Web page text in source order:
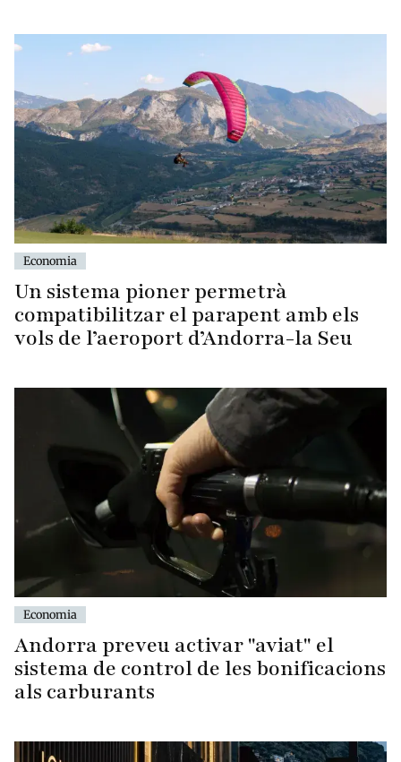
Economia
Un sistema pioner permetrà
compatibilitzar el parapent amb els
vols de l’aeroport d’Andorra-la Seu
Economia
Andorra preveu activar "aviat" el
sistema de control de les bonificacions
als carburants